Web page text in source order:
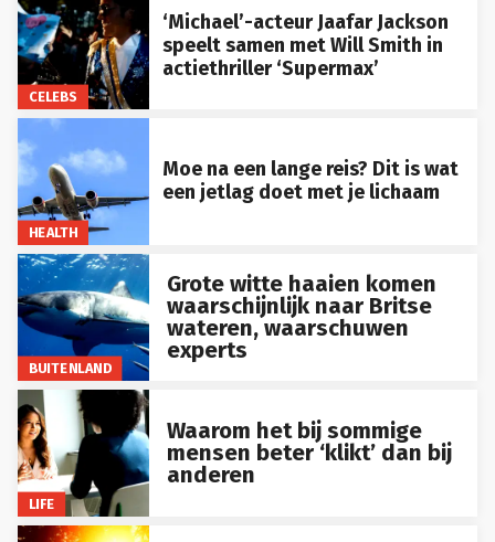
CELEBS
‘Michael’-acteur Jaafar Jackson
speelt samen met Will Smith in
actiethriller ‘Supermax’
HEALTH
Moe na een lange reis? Dit is wat
een jetlag doet met je lichaam
BUITENLAND
Grote witte haaien komen
waarschijnlijk naar Britse
wateren, waarschuwen
experts
LIFE
Waarom het bij sommige
mensen beter ‘klikt’ dan bij
anderen